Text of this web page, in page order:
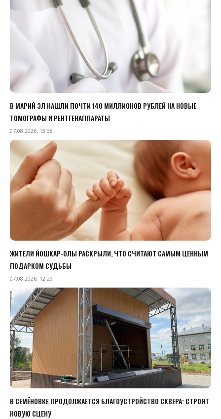
В МАРИЙ ЭЛ НАШЛИ ПОЧТИ 140 МИЛЛИОНОВ РУБЛЕЙ НА НОВЫЕ
ТОМОГРАФЫ И РЕНТГЕНАППАРАТЫ
07.08.2026, 13:38
ЖИТЕЛИ ЙОШКАР-ОЛЫ РАСКРЫЛИ, ЧТО СЧИТАЮТ САМЫМ ЦЕННЫМ
ПОДАРКОМ СУДЬБЫ
07.08.2026, 12:29
В СЕМЁНОВКЕ ПРОДОЛЖАЕТСЯ БЛАГОУСТРОЙСТВО СКВЕРА: СТРОЯТ
НОВУЮ СЦЕНУ